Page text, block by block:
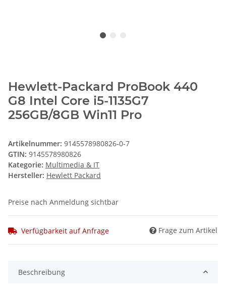
Hewlett-Packard ProBook 440
G8 Intel Core i5-1135G7
256GB/8GB Win11 Pro
Artikelnummer: 9145578980826-0-7
GTIN: 9145578980826
Kategorie: Multimedia & IT
Hersteller: Hewlett Packard
Preise nach Anmeldung sichtbar
Verfügbarkeit auf Anfrage Frage zum Artikel
Beschreibung